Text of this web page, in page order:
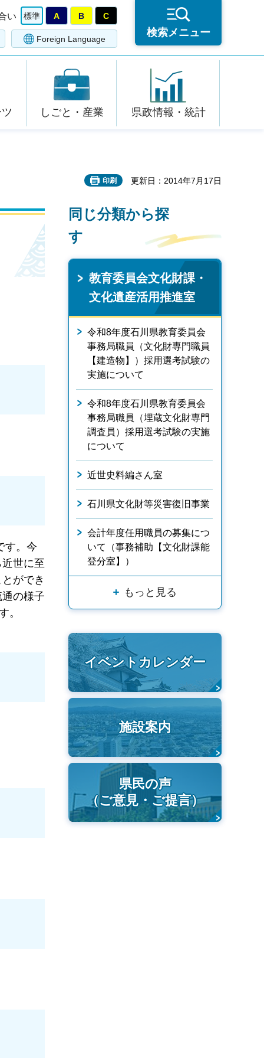
い 標準 A B C
Foreign Language
検索メニュー
しごと・産業 県政情報・統計
印刷 更新日：2014年7月17日
す。今
世に至
ができ
の様子
。
同じ分類から探
す
教育委員会文化財課・
文化遺産活用推進室
令和8年度石川県教育委員会
事務局職員（文化財専門職員
【建造物】）採用選考試験の
実施について
令和8年度石川県教育委員会
事務局職員（埋蔵文化財専門
調査員）採用選考試験の実施
について
近世史料編さん室
石川県文化財等災害復旧事業
会計年度任用職員の募集につ
いて（事務補助【文化財課能
登分室】）
もっと見る
イベントカレンダー
施設案内
県民の声
（ご意見・ご提言）